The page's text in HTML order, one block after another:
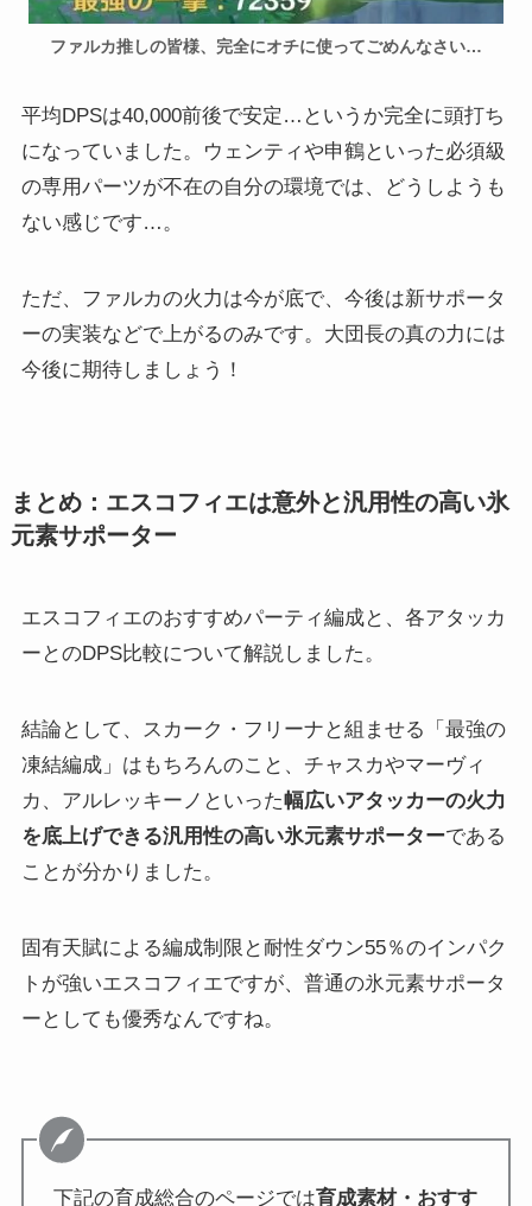
ファルカ推しの皆様、完全にオチに使ってごめんなさい…
平均DPSは40,000前後で安定…というか完全に頭打ち
になっていました。ウェンティや申鶴といった必須級
の専用パーツが不在の自分の環境では、どうしようも
ない感じです…。
ただ、ファルカの火力は今が底で、今後は新サポータ
ーの実装などで上がるのみです。大団長の真の力には
今後に期待しましょう！
まとめ：エスコフィエは意外と汎用性の高い氷
元素サポーター
エスコフィエのおすすめパーティ編成と、各アタッカ
ーとのDPS比較について解説しました。
結論として、スカーク・フリーナと組ませる「最強の
凍結編成」はもちろんのこと、チャスカやマーヴィ
カ、アルレッキーノといった幅広いアタッカーの火力
を底上げできる汎用性の高い氷元素サポーターである
ことが分かりました。
固有天賦による編成制限と耐性ダウン55％のインパク
トが強いエスコフィエですが、普通の氷元素サポータ
ーとしても優秀なんですね。
下記の育成総合のページでは育成素材・おすす